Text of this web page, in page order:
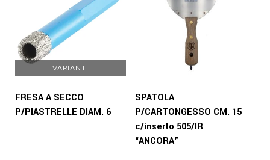
VARIANTI
FRESA A SECCO
P/PIASTRELLE DIAM. 6
SPATOLA
P/CARTONGESSO CM. 15
c/inserto 505/IR
“ANCORA”